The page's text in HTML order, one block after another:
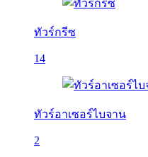
ทัวร์กรีซ
14
ทัวร์อาเซอร์ไบจาน
2